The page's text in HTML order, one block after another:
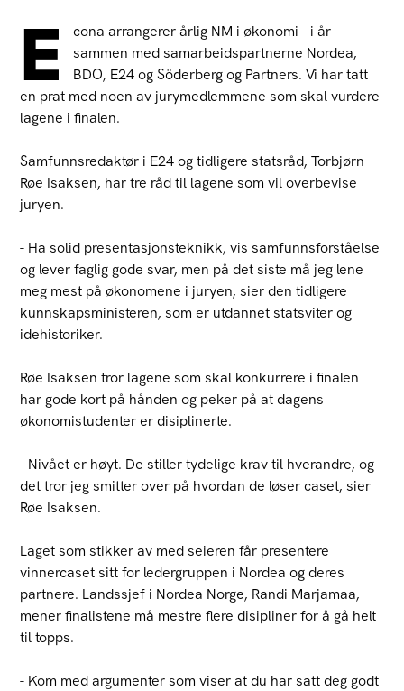
E
cona arrangerer årlig NM i økonomi - i år
sammen med samarbeidspartnerne Nordea,
BDO, E24 og Söderberg og Partners. Vi har tatt
en prat med noen av jurymedlemmene som skal vurdere
lagene i finalen.
Samfunnsredaktør i E24 og tidligere statsråd, Torbjørn
Røe Isaksen, har tre råd til lagene som vil overbevise
juryen.
- Ha solid presentasjonsteknikk, vis samfunnsforståelse
og lever faglig gode svar, men på det siste må jeg lene
meg mest på økonomene i juryen, sier den tidligere
kunnskapsministeren, som er utdannet statsviter og
idehistoriker.
Røe Isaksen tror lagene som skal konkurrere i finalen
har gode kort på hånden og peker på at dagens
økonomistudenter er disiplinerte.
- Nivået er høyt. De stiller tydelige krav til hverandre, og
det tror jeg smitter over på hvordan de løser caset, sier
Røe Isaksen.
Laget som stikker av med seieren får presentere
vinnercaset sitt for ledergruppen i Nordea og deres
partnere. Landssjef i Nordea Norge, Randi Marjamaa,
mener finalistene må mestre flere disipliner for å gå helt
til topps.
- Kom med argumenter som viser at du har satt deg godt